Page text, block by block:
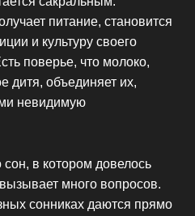
питание, становится
и культуру своего
поверье, что молоко,
дитя, объединяет их,
невидимую
в котором довелось
много вопросов.
сонниках даются прямо